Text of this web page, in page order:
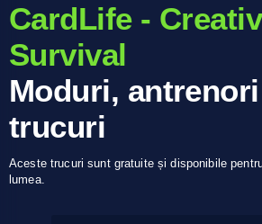
CardLife -
Survival
Moduri,
trucuri
Aceste trucuri sunt gratuite și disponibile
lumea.